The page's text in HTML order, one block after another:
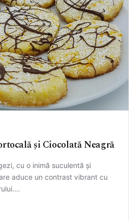
și Ciocolată Neagră
cu o inimă suculentă și
aduce un contrast vibrant cu